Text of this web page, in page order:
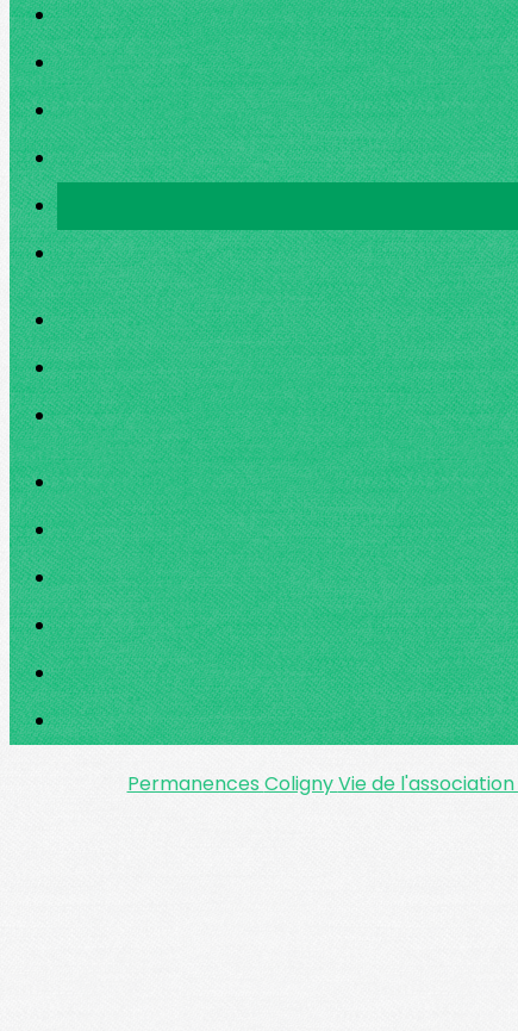
PermanencesColignyVie de l'association